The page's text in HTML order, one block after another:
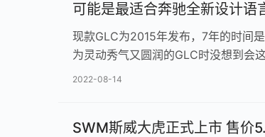
可能是最适合奔驰全新设计语
现款GLC为2015年发布，7年的时间
为灵动秀气又圆润的GLC时没想到会
2022-08-14
SWM斯威大虎正式上市 售价